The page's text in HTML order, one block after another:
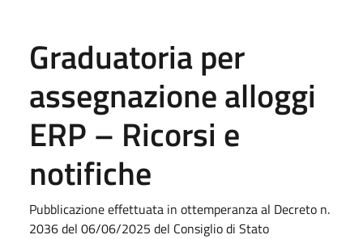
Graduatoria per
assegnazione alloggi
ERP – Ricorsi e
notifiche
Pubblicazione effettuata in ottemperanza al Decreto n.
2036 del 06/06/2025 del Consiglio di Stato